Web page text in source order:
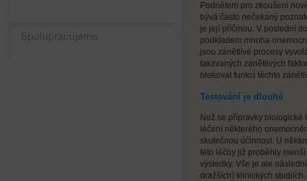
Spolupracujeme
Podnětem pro zkoušení
bývá často nečekaný
je její příčinou. V poslední
podkladem mnoha
jsou zánětlivé procesy
takzvaných zánětlivých
blokovat funkci těchto
Testování je dlouhé
Než se přípravky
léčení některého
skutečnou účinnost. U
této léčby již proběhly
výsledky. Vše je ale
dražších) klinických studiích.